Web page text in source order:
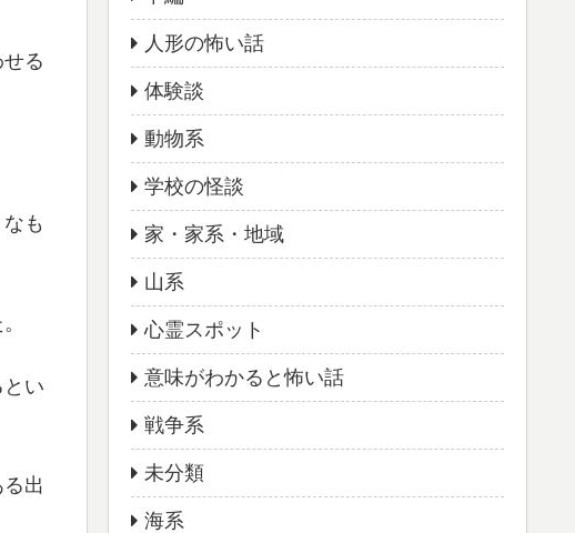
る
も
い
出
人形の怖い話
体験談
動物系
学校の怪談
家・家系・地域
山系
心霊スポット
意味がわかると怖い話
戦争系
未分類
海系